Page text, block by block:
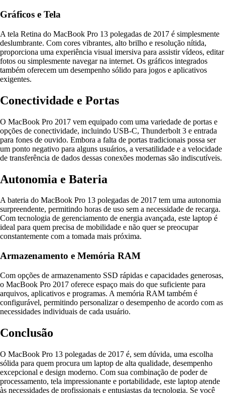
Gráficos e Tela
A tela Retina do MacBook Pro 13 polegadas de 2017 é simplesmente
deslumbrante. Com cores vibrantes, alto brilho e resolução nítida,
proporciona uma experiência visual imersiva para assistir vídeos, editar
fotos ou simplesmente navegar na internet. Os gráficos integrados
também oferecem um desempenho sólido para jogos e aplicativos
exigentes.
Conectividade e Portas
O MacBook Pro 2017 vem equipado com uma variedade de portas e
opções de conectividade, incluindo USB-C, Thunderbolt 3 e entrada
para fones de ouvido. Embora a falta de portas tradicionais possa ser
um ponto negativo para alguns usuários, a versatilidade e a velocidade
de transferência de dados dessas conexões modernas são indiscutíveis.
Autonomia e Bateria
A bateria do MacBook Pro 13 polegadas de 2017 tem uma autonomia
surpreendente, permitindo horas de uso sem a necessidade de recarga.
Com tecnologia de gerenciamento de energia avançada, este laptop é
ideal para quem precisa de mobilidade e não quer se preocupar
constantemente com a tomada mais próxima.
Armazenamento e Memória RAM
Com opções de armazenamento SSD rápidas e capacidades generosas,
o MacBook Pro 2017 oferece espaço mais do que suficiente para
arquivos, aplicativos e programas. A memória RAM também é
configurável, permitindo personalizar o desempenho de acordo com as
necessidades individuais de cada usuário.
Conclusão
O MacBook Pro 13 polegadas de 2017 é, sem dúvida, uma escolha
sólida para quem procura um laptop de alta qualidade, desempenho
excepcional e design moderno. Com sua combinação de poder de
processamento, tela impressionante e portabilidade, este laptop atende
às necessidades de profissionais e entusiastas da tecnologia. Se você